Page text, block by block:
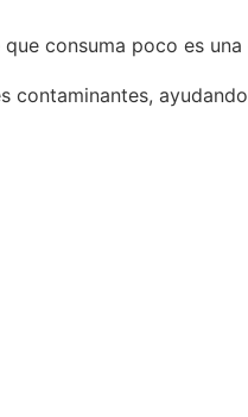
consuma poco es una
contaminantes,